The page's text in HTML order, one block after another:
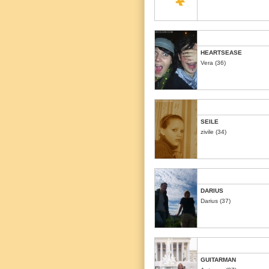
HEARTSEASE
Vera (36)
SEILE
zivile (34)
DARIUS
Darius (37)
GUITARMAN